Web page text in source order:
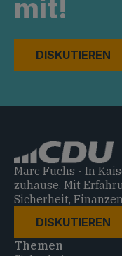
mit!
DISKUTIEREN
Marc Fuchs - In
zuhause. Mit
Sicherheit,
DISKUTIEREN
Themen